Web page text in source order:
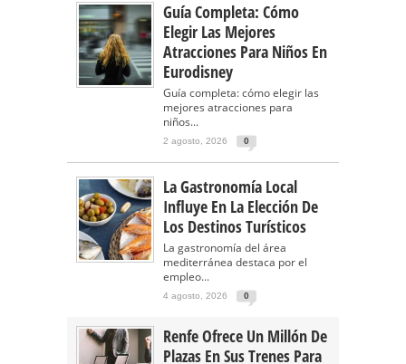
Guía Completa: Cómo
Elegir Las Mejores
Atracciones Para Niños En
Eurodisney
Guía completa: cómo elegir las
mejores atracciones para
niños...
2 agosto, 2026 0
La Gastronomía Local
Influye En La Elección De
Los Destinos Turísticos
La gastronomía del área
mediterránea destaca por el
empleo...
4 agosto, 2026 0
Renfe Ofrece Un Millón De
Plazas En Sus Trenes Para